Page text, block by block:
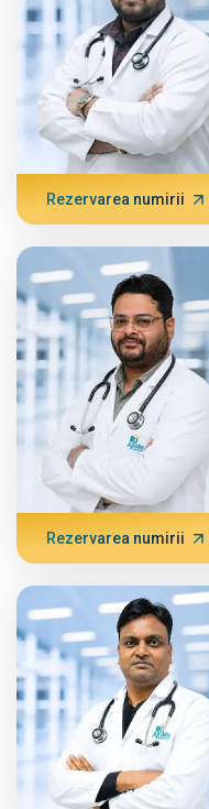
Rezervarea numirii
Rezervarea numirii